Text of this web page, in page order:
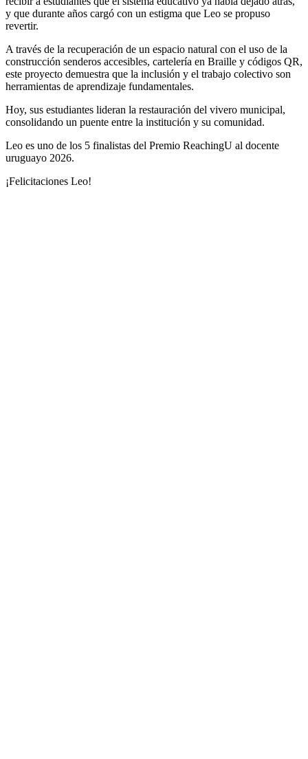
y que durante años cargó con un estigma que Leo se propuso
revertir.
A través de la recuperación de un espacio natural con el uso de la
construcción senderos accesibles, cartelería en Braille y códigos QR,
este proyecto demuestra que la inclusión y el trabajo colectivo son
herramientas de aprendizaje fundamentales.
Hoy, sus estudiantes lideran la restauración del vivero municipal,
consolidando un puente entre la institución y su comunidad.
Leo es uno de los 5 finalistas del Premio ReachingU al docente
uruguayo 2026.
¡Felicitaciones Leo!